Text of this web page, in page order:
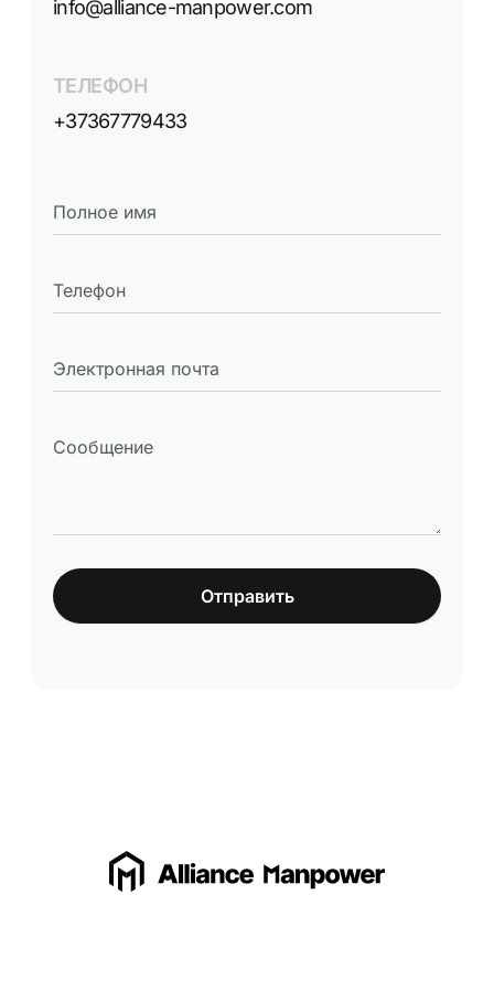
info@alliance-manpower.com
ТЕЛЕФОН
+37367779433
Отправить